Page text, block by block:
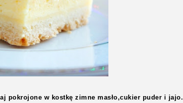
pokrojone w kostkę zimne masło,cukier puder i jajo.